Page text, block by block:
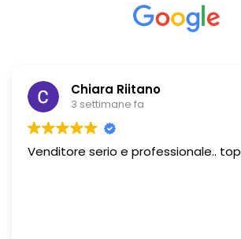
Chiara Riitano
3 settimane fa
Venditore serio e professionale.. top